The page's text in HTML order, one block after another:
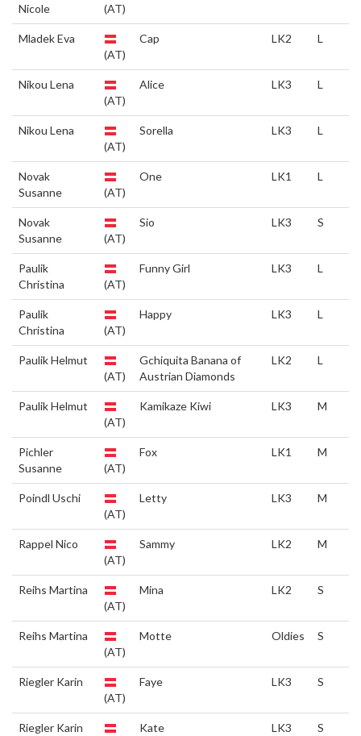
Nicole
(AT)
Mladek Eva
(AT)
Cap LK2 L
Nikou Lena
(AT)
Alice LK3 L
Nikou Lena
(AT)
Sorella LK3 L
Novak
Susanne
(AT)
One LK1 L
Novak
Susanne
(AT)
Sio LK3 S
Paulik
Christina
(AT)
Funny Girl LK3 L
Paulik
Christina
(AT)
Happy LK3 L
Paulik Helmut
(AT)
Gchiquita Banana of
Austrian Diamonds
LK2 L
Paulik Helmut
(AT)
Kamikaze Kiwi LK3 M
Pichler
Susanne
(AT)
Fox LK1 M
Poindl Uschi
(AT)
Letty LK3 M
Rappel Nico
(AT)
Sammy LK2 M
Reihs Martina
(AT)
Mina LK2 S
Reihs Martina
(AT)
Motte Oldies S
Riegler Karin
(AT)
Faye LK3 S
Riegler Karin
Kate LK3 S